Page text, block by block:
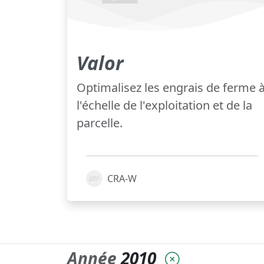
Valor
Optimalisez les engrais de ferme
l'échelle de l'exploitation et de la
parcelle.
CRA-W
Année2010